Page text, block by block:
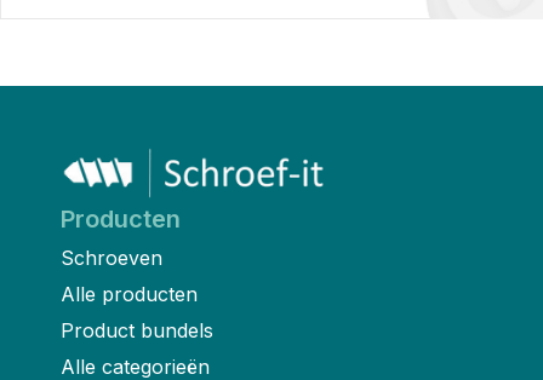
Producten
Schroeven
Alle producten
Product bundels
Alle categorieën